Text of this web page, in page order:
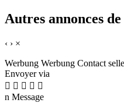
Autres annonces
‹ › ×
Werbung Werbung Contact
Envoyer via
    
n Message